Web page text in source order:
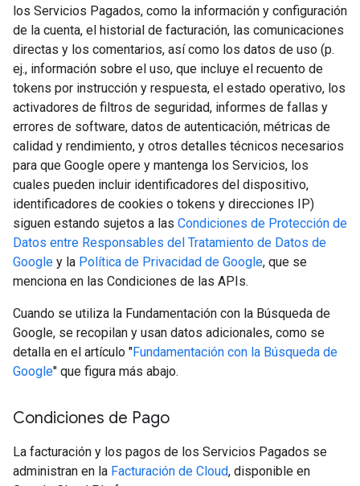
los Servicios Pagados, como la información y configuración
de la cuenta, el historial de facturación, las comunicaciones
directas y los comentarios, así como los datos de uso (p.
ej., información sobre el uso, que incluye el recuento de
tokens por instrucción y respuesta, el estado operativo, los
activadores de filtros de seguridad, informes de fallas y
errores de software, datos de autenticación, métricas de
calidad y rendimiento, y otros detalles técnicos necesarios
para que Google opere y mantenga los Servicios, los
cuales pueden incluir identificadores del dispositivo,
identificadores de cookies o tokens y direcciones IP)
siguen estando sujetos a las Condiciones de Protección de
Datos entre Responsables del Tratamiento de Datos de
Google y la Política de Privacidad de Google, que se
menciona en las Condiciones de las APIs.
Cuando se utiliza la Fundamentación con la Búsqueda de
Google, se recopilan y usan datos adicionales, como se
detalla en el artículo "Fundamentación con la Búsqueda de
Google" que figura más abajo.
Condiciones de Pago
La facturación y los pagos de los Servicios Pagados se
administran en la Facturación de Cloud, disponible en